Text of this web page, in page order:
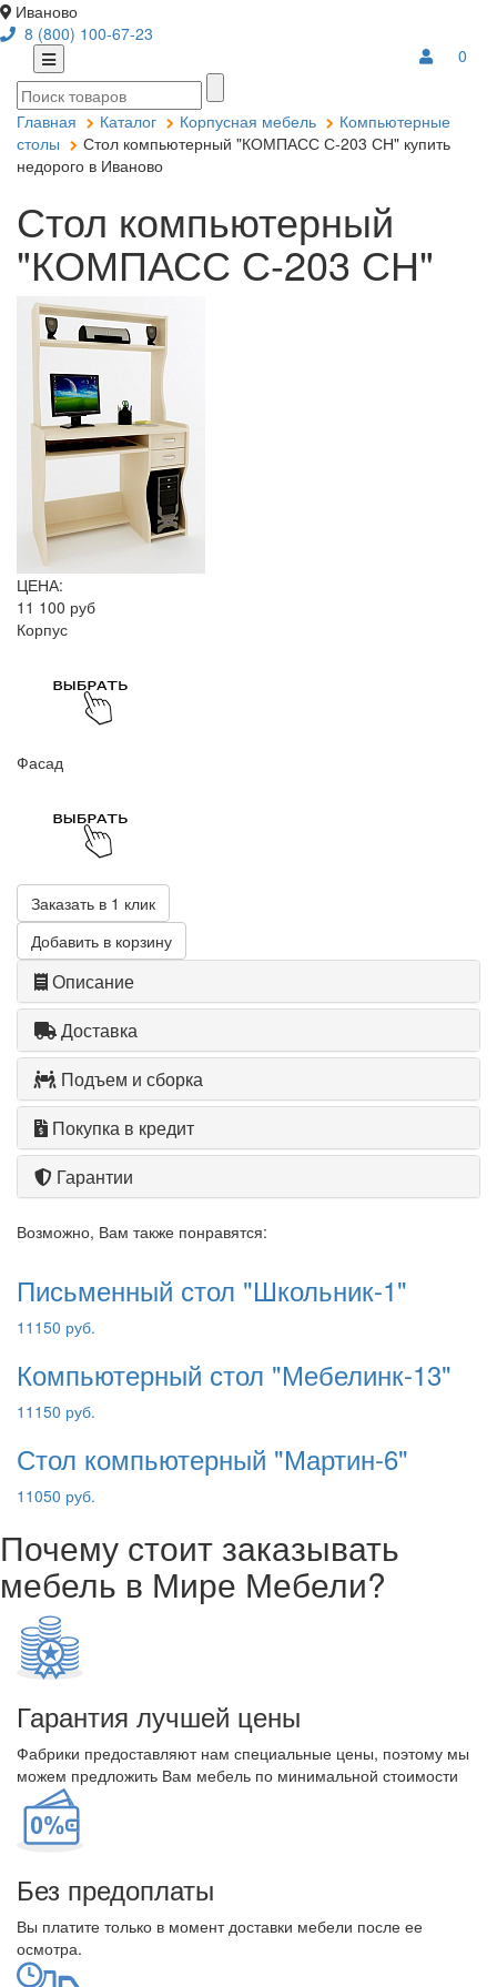
Иваново
8 (800) 100-67-23
0
Главная Каталог Корпусная мебель
Компьютерные
столы
Стол компьютерный "КОМПАСС С-203 СН" купить
недорого в Иваново
Стол компьютерный
"КОМПАСС С-203 СН"
ЦЕНА:
11 100 руб
Корпус
Фасад
Заказать в 1 клик
Добавить в корзину
Описание
Доставка
Подъем и сборка
Покупка в кредит
Гарантии
Возможно, Вам также понравятся:
Письменный стол "Школьник-1"
11150 руб.
Компьютерный стол "Мебелинк-13"
11150 руб.
Стол компьютерный "Мартин-6"
11050 руб.
Почему стоит заказывать
мебель в Мире Мебели?
Гарантия лучшей цены
Фабрики предоставляют нам специальные цены, поэтому мы
можем предложить Вам мебель по минимальной стоимости
Без предоплаты
Вы платите только в момент доставки мебели после ее
осмотра.